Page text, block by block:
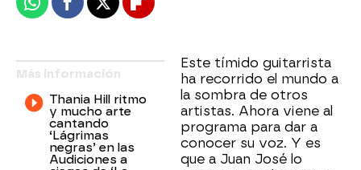
WhatsappFacebook
X Flipboard
Más información
Thania Hill ritmo
y mucho arte
cantando
‘Lágrimas
negras’ en las
Audiciones a
Este tímido guitarrista
ha recorrido el mundo a
la sombra de otros
artistas. Ahora viene al
programa para dar a
conocer su voz. Y es
que a Juan José lo